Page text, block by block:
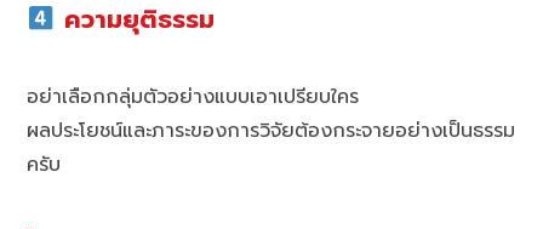
ความยุติธรรม
อย่าเลือกกลุ่มตัวอย่างแบบเอาเปรียบใคร
ผลประโยชน์และภาระของการวิจัยต้องกระจายอย่างเป็นธรรม
ครับ